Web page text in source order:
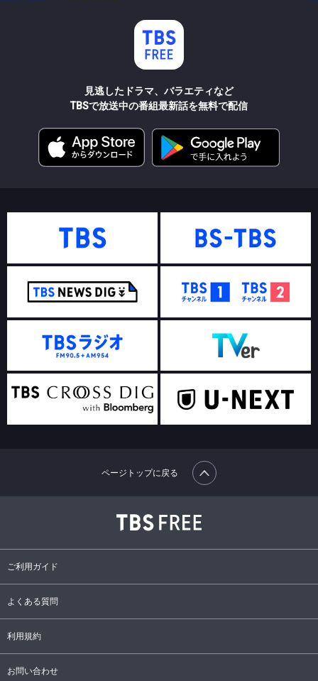
見逃したドラマ、バラエティなど
TBSで放送中の番組最新話を無料で配信
ご利用ガイド
よくある質問
利用規約
お問い合わせ
ページトップに戻る